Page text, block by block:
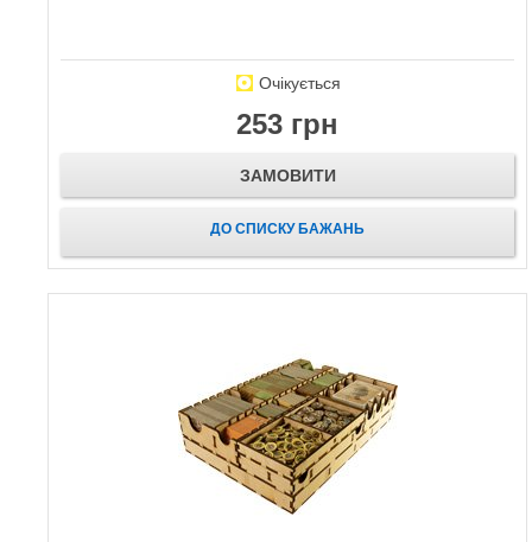
Очікується
253 грн
ЗАМОВИТИ
ДО СПИСКУ БАЖАНЬ